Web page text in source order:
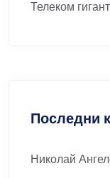
Телеком
Последни
Николай